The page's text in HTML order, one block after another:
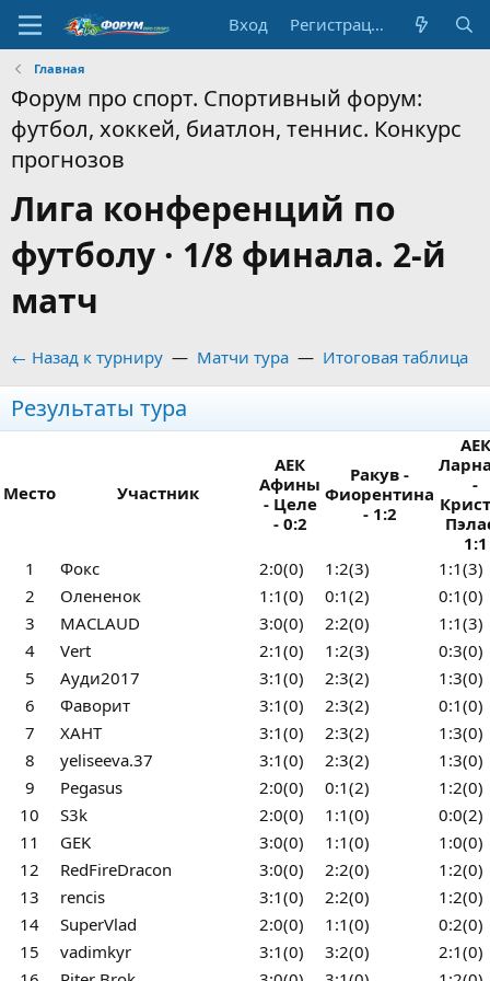
Вход Регистрация
Главная
Форум про спорт. Спортивный форум:
футбол, хоккей, биатлон, теннис. Конкурс
прогнозов
Лига конференций по
футболу · 1/8 финала. 2-й
матч
← Назад к турниру — Матчи тура — Итоговая таблица
Результаты тура
Место Участник
АЕК
Афины
- Целе
- 0:2
Ракув -
Фиорентина
- 1:2
АЕК
-
1:1
1
Фокс 2:0(0) 1:2(3)
1:1(3)
2
Олененок 1:1(0) 0:1(2)
0:1(0)
3
MACLAUD 3:0(0) 2:2(0)
1:1(3)
4
Vert 2:1(0) 1:2(3)
0:3(0)
5
Ауди2017 3:1(0) 2:3(2)
1:3(0)
6
Фаворит 3:1(0) 2:3(2)
0:1(0)
7
ХАНТ 3:1(0) 2:3(2)
1:3(0)
8
yeliseeva.37 3:1(0) 2:3(2)
1:3(0)
9
Pegasus 2:0(0) 0:1(2)
1:2(0)
10
S3k 2:0(0) 1:1(0)
0:0(2)
11
GEK 3:0(0) 1:1(0)
1:0(0)
12
RedFireDracon 3:0(0) 2:2(0)
1:2(0)
13
rencis 3:1(0) 2:2(0)
1:2(0)
14
SuperVlad 2:0(0) 1:1(0)
0:2(0)
15
vadimkyr 3:1(0) 3:2(0)
2:1(0)